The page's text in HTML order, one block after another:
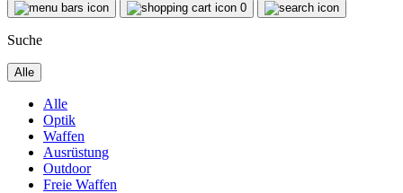
0
Suche
Alle
Alle
Optik
Waffen
Ausrüstung
Outdoor
Freie Waffen